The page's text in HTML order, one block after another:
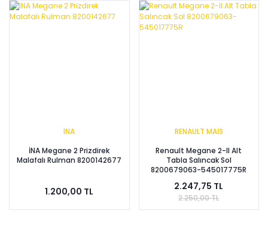
INA
İNA Megane 2 Prizdirek
Malafalı Rulman 8200142677
1.200,00 TL
RENAULT MAİS
Renault Megane 2-II Alt
Tabla Salıncak Sol
8200679063-545017775R
2.247,75 TL
2.250,00 TL